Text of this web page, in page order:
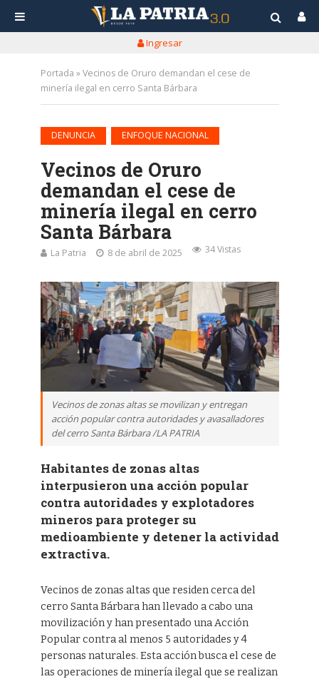
Ingresar
Portada »Vecinos de Oruro demandan el cese de
minería ilegal en cerro Santa Bárbara
DENUNCIA ENFOQUE NACIONAL
Vecinos de Oruro
demandan el cese de
minería ilegal en cerro
Santa Bárbara
La Patria 8 de abril de 2025 34 Vistas
Vecinos de zonas altas se movilizan y entregan
acción popular contra autoridades y avasalladores
del cerro Santa Bárbara /LA PATRIA
Habitantes de zonas altas
interpusieron una acción popular
contra autoridades y explotadores
mineros para proteger su
medioambiente y detener la actividad
extractiva.
Vecinos de zonas altas que residen cerca del
cerro Santa Bárbara han llevado a cabo una
movilización y han presentado una Acción
Popular contra al menos 5 autoridades y 4
personas naturales. Esta acción busca el cese de
las operaciones de minería ilegal que se realizan